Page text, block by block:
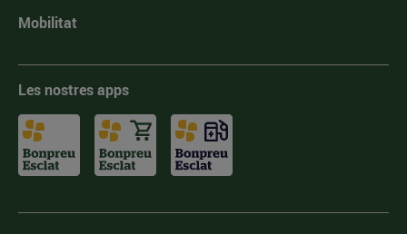
Mobilitat
Les nostres apps